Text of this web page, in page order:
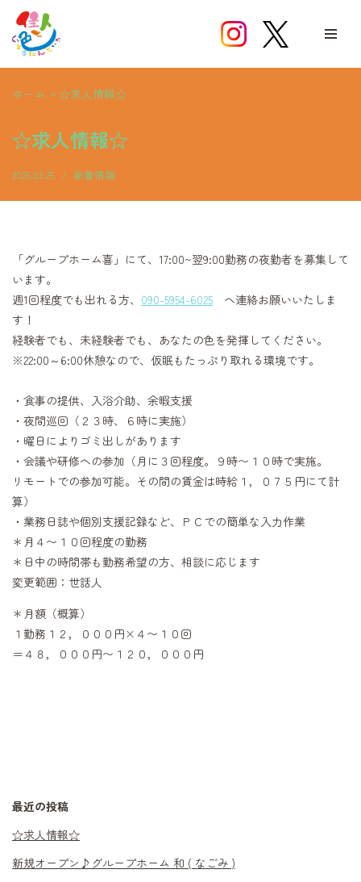
コ
ン
へ
ッ
ホーム » ☆求人情報☆
☆求人情報☆
2026.03.25 新着情報
「グループホーム喜」にて、17:00~翌9:00勤務の夜勤者を募集して
います。
週1回程度でも出れる方、 090-5954-6025 へ連絡お願いいたしま
す！
経験者でも、未経験者でも、あなたの色を発揮してください。
※22:00～6:00休憩なので、仮眠もたっぷり取れる環境です。
・食事の提供、入浴介助、余暇支援
・夜間巡回（２３時、６時に実施）
・曜日によりゴミ出しがあります
・会議や研修への参加（月に３回程度。９時〜１０時で実施。
リモートでの参加可能。その間の賃金は時給１，０７５円にて計
算）
・業務日誌や個別支援記録など、ＰＣでの簡単な入力作業
＊月４〜１０回程度の勤務
＊日中の時間帯も勤務希望の方、相談に応じます
変更範囲：世話人
＊月額（概算）
１勤務１２，０００円×４〜１０回
＝４８，０００円〜１２０，０００円
最近の投稿
☆求人情報☆
新規オープン♪グループホーム 和 ( なごみ )